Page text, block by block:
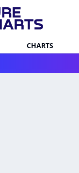
CHARTS